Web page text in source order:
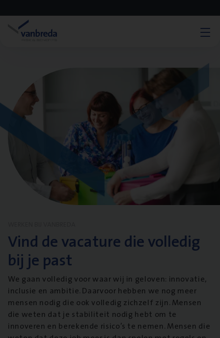
Vind de vacature die volledig
bij je past
We gaan volledig voor waar wij in geloven: innovatie,
inclusie en ambitie. Daarvoor hebben we nog meer
mensen nodig die ook volledig zichzelf zijn. Mensen
die weten dat je stabiliteit nodig hebt om te
innoveren en berekende risico’s te nemen. Mensen die